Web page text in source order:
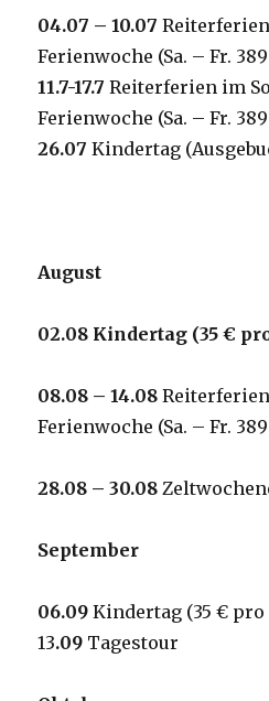
04.07 –10.07
Ferienwoche (Sa. – Fr.
11.7-17.7 Reiterferien im
Ferienwoche (Sa. – Fr.
26.07 Kindertag
August
02.08 Kindertag (35 €
08.08 –14.08
Ferienwoche (Sa. – Fr.
28.08 –30.08
September
06.09 Kindertag (35 €
13.09 Tagestour